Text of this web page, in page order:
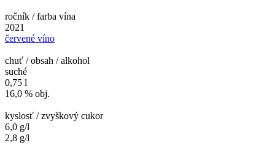
ročník / farba vína
2021
červené víno
chuť / obsah / alkohol
suché
0,75 l
16,0 % obj.
kyslosť / zvyškový cukor
6,0 g/l
2,8 g/l